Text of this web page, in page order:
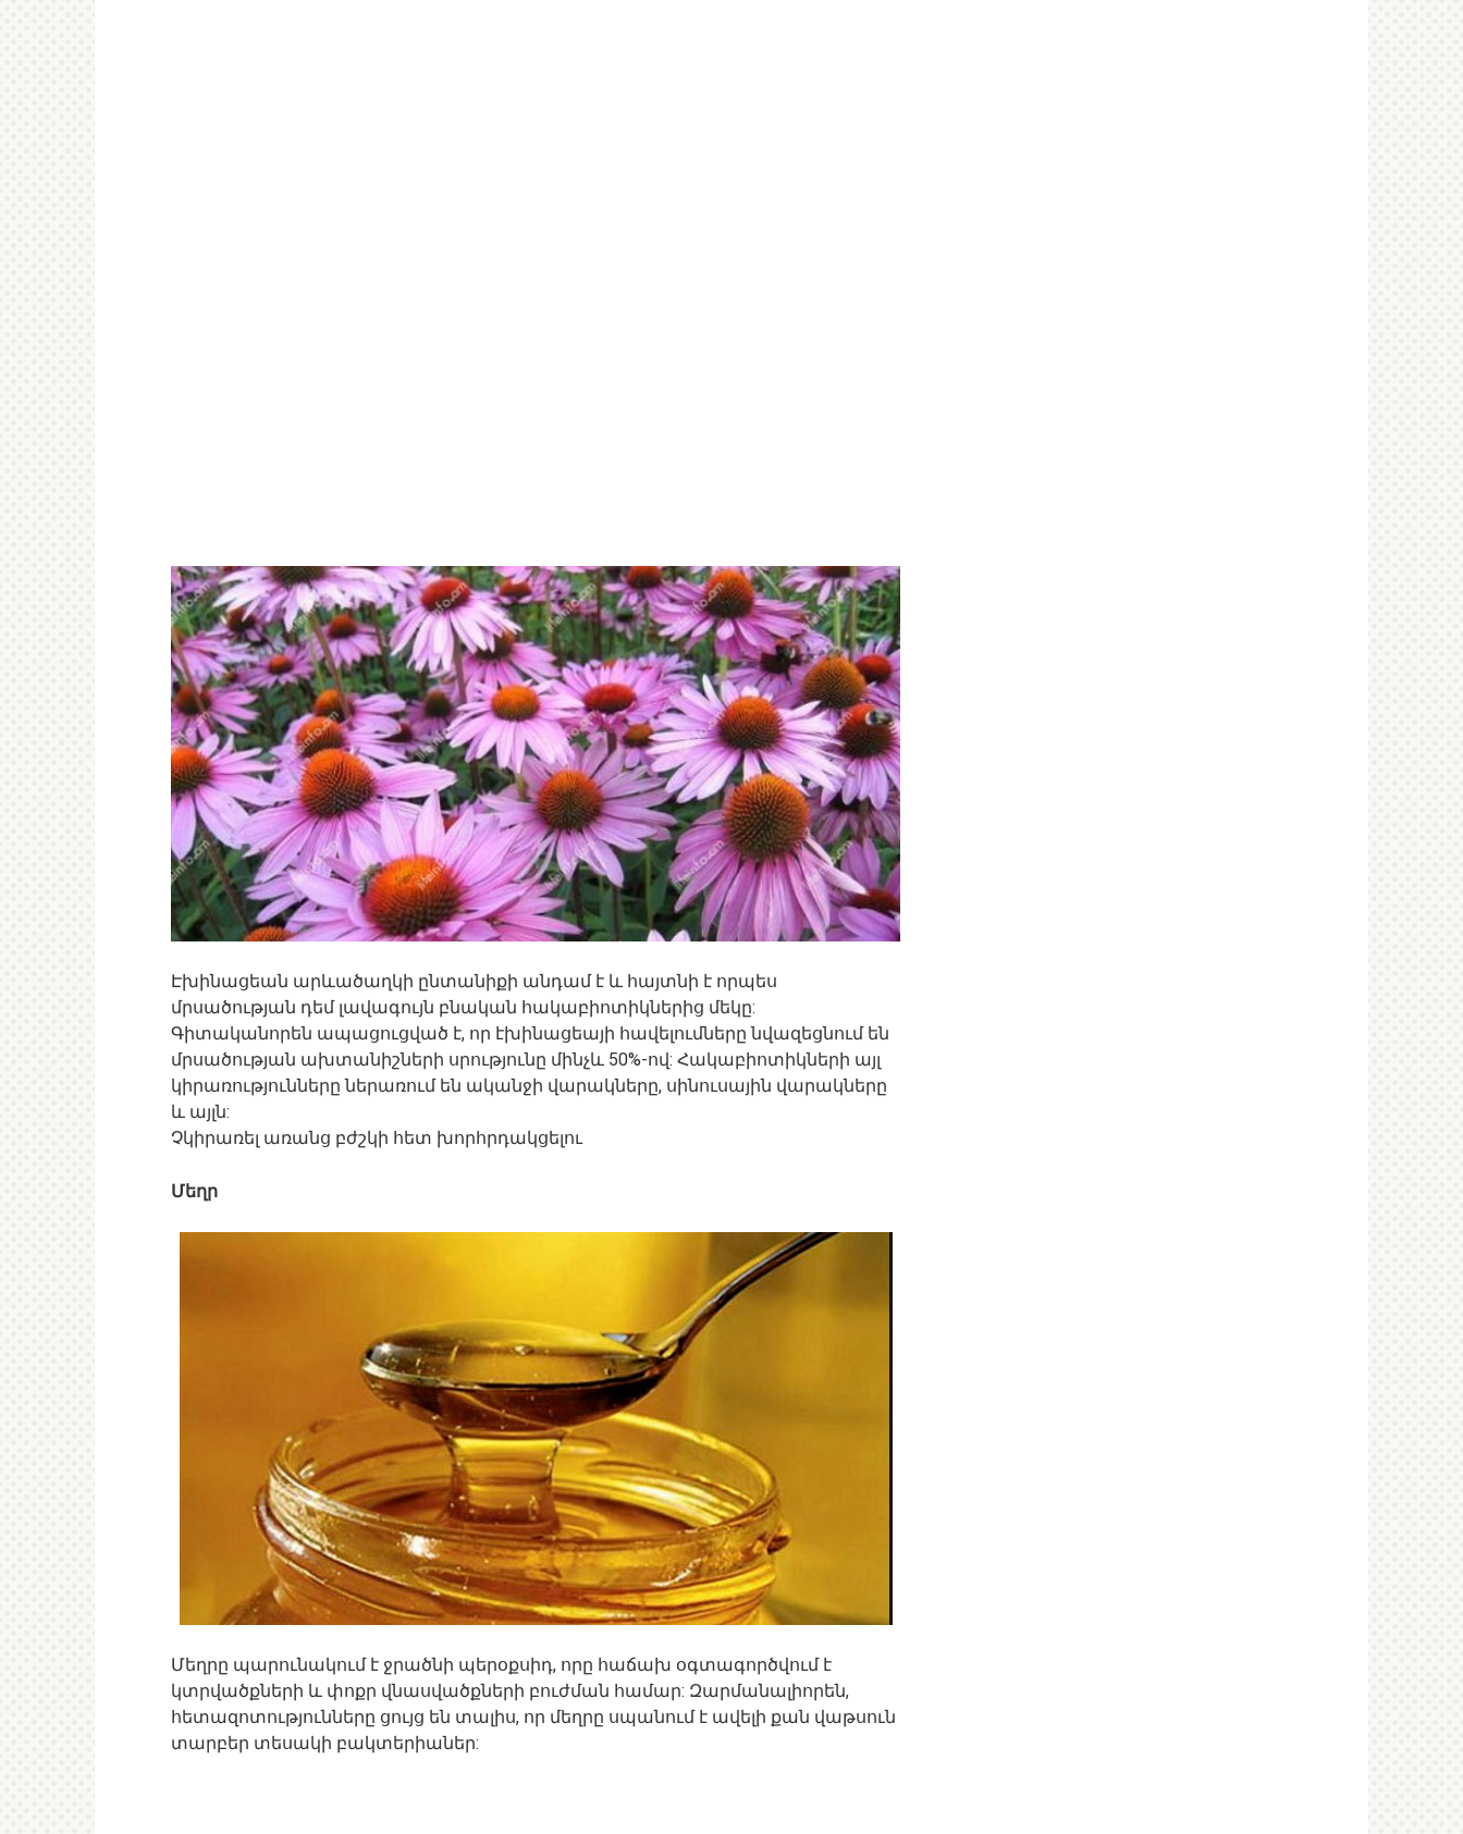
Էխինացեան արևածաղկի ընտանիքի անդամ է և հայտնի է որպես
մրսածության դեմ լավագույն բնական հակաբիոտիկներից մեկը:
Գիտականորեն ապացուցված է, որ էխինացեայի հավելումները նվազեցնում են
մրսածության ախտանիշների սրությունը մինչև 50%-ով: Հակաբիոտիկների այլ
կիրառությունները ներառում են ականջի վարակները, սինուսային վարակները
և այլն:
Չկիրառել առանց բժշկի հետ խորհրդակցելու
Մեղր
Մեղրը պարունակում է ջրածնի պերօքսիդ, որը հաճախ օգտագործվում է
կտրվածքների և փոքր վնասվածքների բուժման համար: Զարմանալիորեն,
հետազոտությունները ցույց են տալիս, որ մեղրը սպանում է ավելի քան վաթսուն
տարբեր տեսակի բակտերիաներ: